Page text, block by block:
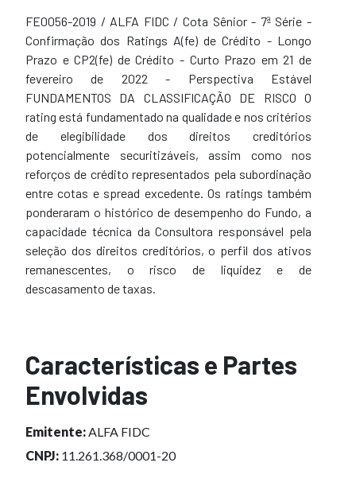
FE0056-2019 / ALFA FIDC / Cota Sênior - 7ª Série -
Confirmação dos Ratings A(fe) de Crédito - Longo
Prazo e CP2(fe) de Crédito - Curto Prazo em 21 de
fevereiro de 2022 - Perspectiva Estável
FUNDAMENTOS DA CLASSIFICAÇÃO DE RISCO O
rating está fundamentado na qualidade e nos critérios
de elegibilidade dos direitos creditórios
potencialmente securitizáveis, assim como nos
reforços de crédito representados pela subordinação
entre cotas e spread excedente. Os ratings também
ponderaram o histórico de desempenho do Fundo, a
capacidade técnica da Consultora responsável pela
seleção dos direitos creditórios, o perfil dos ativos
remanescentes, o risco de liquidez e de
descasamento de taxas.
Características e Partes
Envolvidas
Emitente:ALFA FIDC
CNPJ: 11.261.368/0001-20